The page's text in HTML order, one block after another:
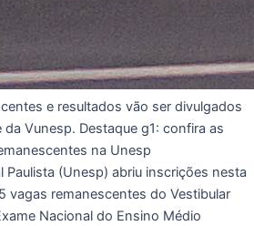
e resultados vão ser divulgados
Vunesp. Destaque g1: confira as
na Unesp
Paulista (Unesp) abriu inscrições nesta
vagas remanescentes do Vestibular
Nacional do Ensino Médio